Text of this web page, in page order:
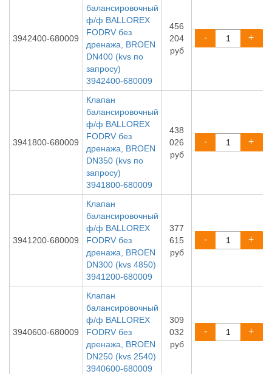
3942400-680009
балансировочный
ф/ф BALLOREX
FODRV без
дренажа, BROEN
DN400 (kvs по
запросу)
3942400-680009
456
204
руб
- +
3941800-680009
Клапан
балансировочный
ф/ф BALLOREX
FODRV без
дренажа, BROEN
DN350 (kvs по
запросу)
3941800-680009
438
026
руб
- +
3941200-680009
Клапан
балансировочный
ф/ф BALLOREX
FODRV без
дренажа, BROEN
DN300 (kvs 4850)
3941200-680009
377
615
руб
- +
3940600-680009
Клапан
балансировочный
ф/ф BALLOREX
FODRV без
дренажа, BROEN
DN250 (kvs 2540)
3940600-680009
309
032
руб
- +